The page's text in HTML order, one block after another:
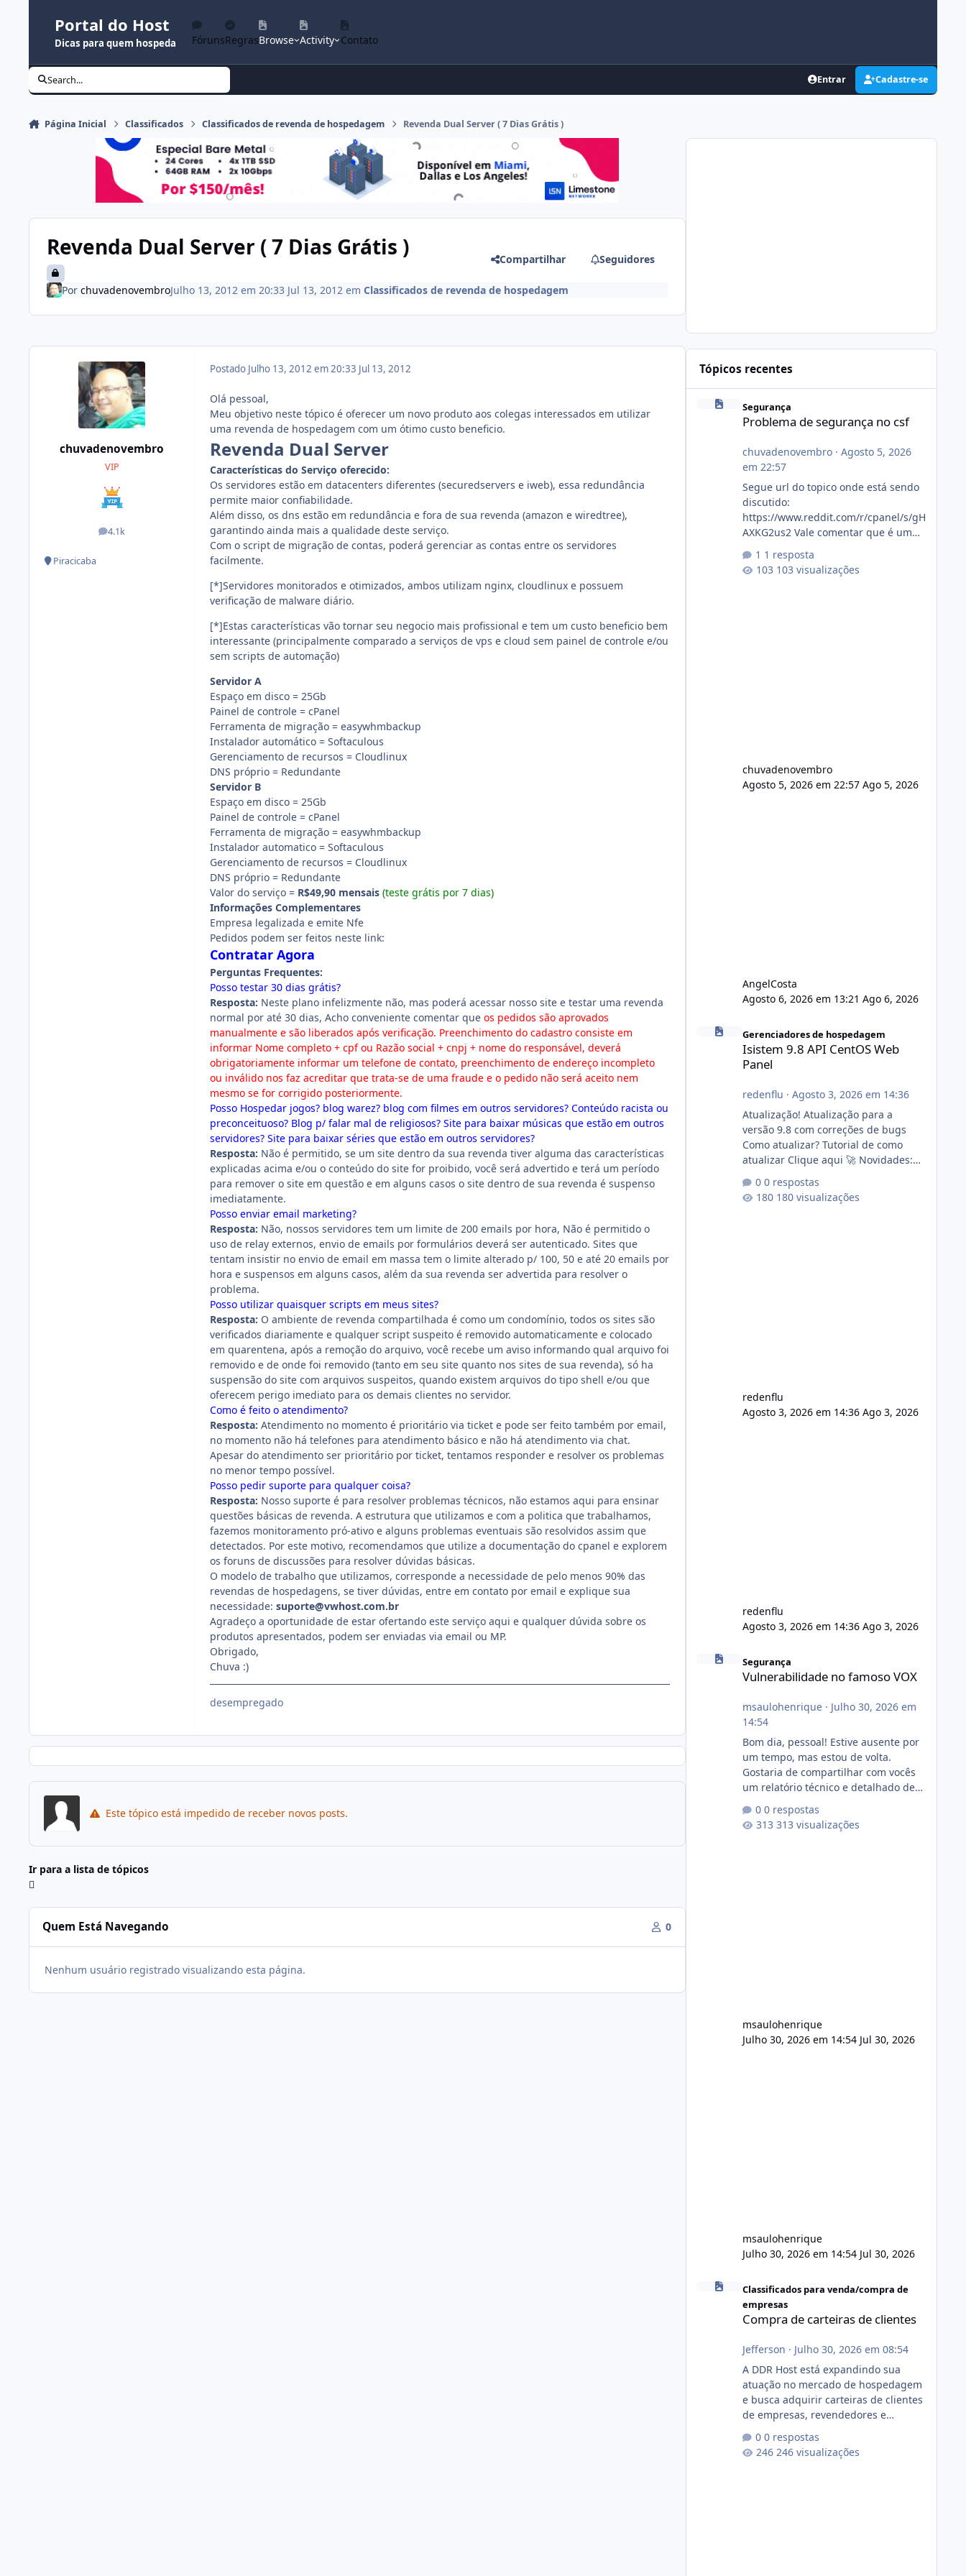
Portal do Host
Dicas para quem hospeda FórunsRegrasBrowse Activity Contato
Search... Entrar Cadastre-se
Página Inicial Classificados Classificados de revenda de hospedagem Revenda Dual Server ( 7 Dias Grátis )
Revenda Dual Server ( 7 Dias Grátis ) Compartilhar Seguidores
Por chuvadenovembroJulho 13, 2012 em 20:33 Jul 13, 2012 em Classificados de revenda de hospedagem
chuvadenovembro
VIP
4.1k
posts
Piracicaba
Postado Julho 13, 2012 em 20:33 Jul 13, 2012
Olá pessoal,
Meu objetivo neste tópico é oferecer um novo produto aos colegas interessados em utilizar
uma revenda de hospedagem com um ótimo custo beneficio.
Revenda Dual Server
Características do Serviço oferecido:
Os servidores estão em datacenters diferentes (securedservers e iweb), essa redundância
permite maior confiabilidade.
Além disso, os dns estão em redundância e fora de sua revenda (amazon e wiredtree),
garantindo ainda mais a qualidade deste serviço.
Com o script de migração de contas, poderá gerenciar as contas entre os servidores
facilmente.
[*]Servidores monitorados e otimizados, ambos utilizam nginx, cloudlinux e possuem
verificação de malware diário.
[*]Estas características vão tornar seu negocio mais profissional e tem um custo beneficio bem
interessante (principalmente comparado a serviços de vps e cloud sem painel de controle e/ou
sem scripts de automação)
Servidor A
Espaço em disco = 25Gb
Painel de controle = cPanel
Ferramenta de migração = easywhmbackup
Instalador automático = Softaculous
Gerenciamento de recursos = Cloudlinux
DNS próprio = Redundante
Servidor B
Espaço em disco = 25Gb
Painel de controle = cPanel
Ferramenta de migração = easywhmbackup
Instalador automatico = Softaculous
Gerenciamento de recursos = Cloudlinux
DNS próprio = Redundante
Valor do serviço = R$49,90 mensais (teste grátis por 7 dias)
Informações Complementares
Empresa legalizada e emite Nfe
Pedidos podem ser feitos neste link:
Contratar Agora
Perguntas Frequentes:
Posso testar 30 dias grátis?
Resposta: Neste plano infelizmente não, mas poderá acessar nosso site e testar uma revenda
normal por até 30 dias, Acho conveniente comentar que os pedidos são aprovados
manualmente e são liberados após verificação. Preenchimento do cadastro consiste em
informar Nome completo + cpf ou Razão social + cnpj + nome do responsável, deverá
obrigatoriamente informar um telefone de contato, preenchimento de endereço incompleto
ou inválido nos faz acreditar que trata-se de uma fraude e o pedido não será aceito nem
mesmo se for corrigido posteriormente.
Posso Hospedar jogos? blog warez? blog com filmes em outros servidores? Conteúdo racista ou
preconceituoso? Blog p/ falar mal de religiosos? Site para baixar músicas que estão em outros
servidores? Site para baixar séries que estão em outros servidores?
Resposta: Não é permitido, se um site dentro da sua revenda tiver alguma das características
explicadas acima e/ou o conteúdo do site for proibido, você será advertido e terá um período
para remover o site em questão e em alguns casos o site dentro de sua revenda é suspenso
imediatamente.
Posso enviar email marketing?
Resposta: Não, nossos servidores tem um limite de 200 emails por hora, Não é permitido o
uso de relay externos, envio de emails por formulários deverá ser autenticado. Sites que
tentam insistir no envio de email em massa tem o limite alterado p/ 100, 50 e até 20 emails por
hora e suspensos em alguns casos, além da sua revenda ser advertida para resolver o
problema.
Posso utilizar quaisquer scripts em meus sites?
Resposta: O ambiente de revenda compartilhada é como um condomínio, todos os sites são
verificados diariamente e qualquer script suspeito é removido automaticamente e colocado
em quarentena, após a remoção do arquivo, você recebe um aviso informando qual arquivo foi
removido e de onde foi removido (tanto em seu site quanto nos sites de sua revenda), só ha
suspensão do site com arquivos suspeitos, quando existem arquivos do tipo shell e/ou que
oferecem perigo imediato para os demais clientes no servidor.
Como é feito o atendimento?
Resposta: Atendimento no momento é prioritário via ticket e pode ser feito também por email,
no momento não há telefones para atendimento básico e não há atendimento via chat.
Apesar do atendimento ser prioritário por ticket, tentamos responder e resolver os problemas
no menor tempo possível.
Posso pedir suporte para qualquer coisa?
Resposta: Nosso suporte é para resolver problemas técnicos, não estamos aqui para ensinar
questões básicas de revenda. A estrutura que utilizamos e com a politica que trabalhamos,
fazemos monitoramento pró-ativo e alguns problemas eventuais são resolvidos assim que
detectados. Por este motivo, recomendamos que utilize a documentação do cpanel e explorem
os foruns de discussões para resolver dúvidas básicas.
O modelo de trabalho que utilizamos, corresponde a necessidade de pelo menos 90% das
revendas de hospedagens, se tiver dúvidas, entre em contato por email e explique sua
necessidade: suporte@vwhost.com.br
Agradeço a oportunidade de estar ofertando este serviço aqui e qualquer dúvida sobre os
produtos apresentados, podem ser enviadas via email ou MP.
Obrigado,
Chuva :)
desempregado
Este tópico está impedido de receber novos posts.
Ir para a lista de tópicos
Quem Está Navegando 0
Nenhum usuário registrado visualizando esta página.
Tópicos recentes
Problema de segurança no csf
Segurança
Problema de segurança no csf
chuvadenovembro· Agosto 5, 2026
em 22:57
Segue url do topico onde está sendo
discutido:
https://www.reddit.com/r/cpanel/s/gH
AXKG2us2 Vale comentar que é um
pegada no da.
1 resposta
103 visualizações
chuvadenovembro
Agosto 5, 2026 em 22:57 Ago 5, 2026
AngelCosta
Agosto 6, 2026 em 13:21 Ago 6, 2026
Isistem 9.8 API CentOS Web Panel
Gerenciadores de hospedagem
Isistem 9.8 API CentOS Web
Panel
redenflu · Agosto 3, 2026 em 14:36
Atualização! Atualização para a
versão 9.8 com correções de bugs
Como atualizar? Tutorial de como
atualizar Clique aqui 🚀 Novidades:
publico para consulta de sub.dominio
autorizado a usasr o isistem:
0 respostas
180 visualizações
redenflu
Agosto 3, 2026 em 14:36 Ago 3, 2026
redenflu
Agosto 3, 2026 em 14:36 Ago 3, 2026
Vulnerabilidade no famoso VOX
Segurança
Vulnerabilidade no famoso VOX
msaulohenrique· Julho 30, 2026 em
14:54
Bom dia, pessoal! Estive ausente por
um tempo, mas estou de volta.
Gostaria de compartilhar com vocês
um relatório técnico e detalhado de
conformidade referente
ao VOXPANEL (versão atualmente em
0 respostas
313 visualizações
msaulohenrique
Julho 30, 2026 em 14:54 Jul 30, 2026
msaulohenrique
Julho 30, 2026 em 14:54 Jul 30, 2026
Compra de carteiras de clientes
Classificados para venda/compra de
empresas
Compra de carteiras de clientes
Jefferson · Julho 30, 2026 em 08:54
A DDR Host está expandindo sua
atuação no mercado de hospedagem
e busca adquirir carteiras de clientes
de empresas, revendedores e
suas atividades ou reduzir sua
operação. Se você possui clientes
0 respostas
246 visualizações